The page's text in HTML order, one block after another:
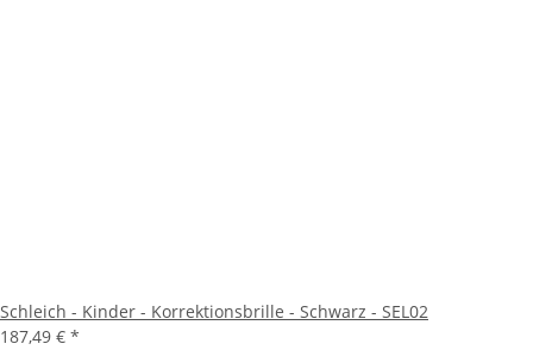
Schleich - Kinder - Korrektionsbrille - Schwarz - SEL02
187,49 € *